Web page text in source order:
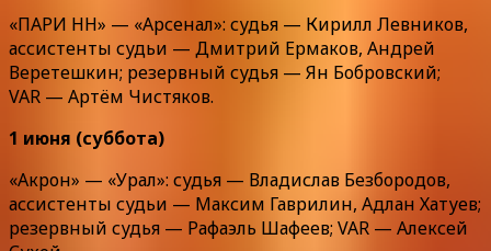
«ПАРИ НН» — «Арсенал»: судья — Кирилл Левников,
ассистенты судьи — Дмитрий Ермаков, Андрей
Веретешкин; резервный судья — Ян Бобровский;
VAR — Артём Чистяков.
1 июня (суббота)
«Акрон» — «Урал»: судья — Владислав Безбородов,
ассистенты судьи — Максим Гаврилин, Адлан Хатуев;
резервный судья — Рафаэль Шафеев; VAR — Алексей